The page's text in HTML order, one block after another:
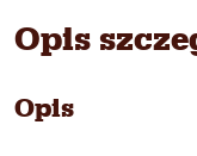
Opis
Opis